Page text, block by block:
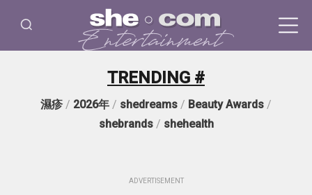
TRENDING #
濕疹 / 2026年 / shedreams / Beauty Awards /
shebrands/ shehealth
ADVERTISEMENT